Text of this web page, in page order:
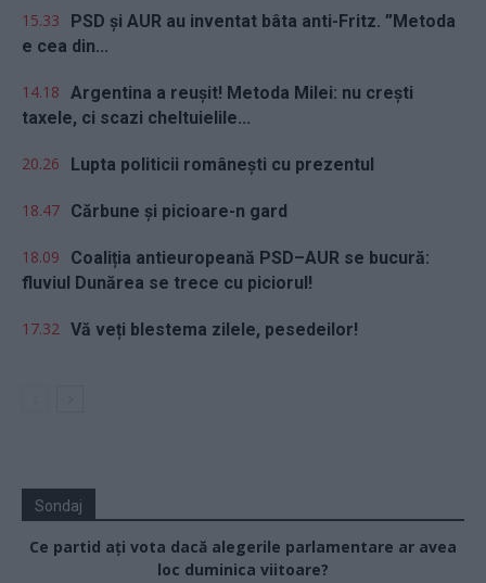
15.33
PSD și AUR au inventat bâta anti-Fritz. ”Metoda
e cea din...
14.18 Argentina a reușit! Metoda Milei: nu crești
taxele, ci scazi cheltuielile...
20.26 Lupta politicii românești cu prezentul
18.47 Cărbune și picioare-n gard
18.09
Coaliția antieuropeană PSD–AUR se bucură:
fluviul Dunărea se trece cu piciorul!
17.32 Vă veți blestema zilele, pesedeilor!
Sondaj
Ce partid ați vota dacă alegerile parlamentare ar avea
loc duminica viitoare?